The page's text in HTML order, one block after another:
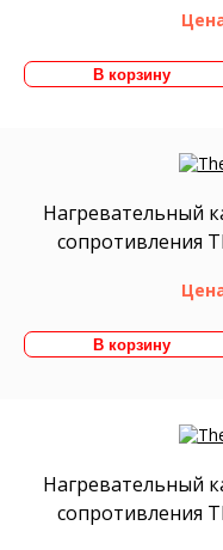
Нагревательный
сопротивления
Нагревательный
сопротивления